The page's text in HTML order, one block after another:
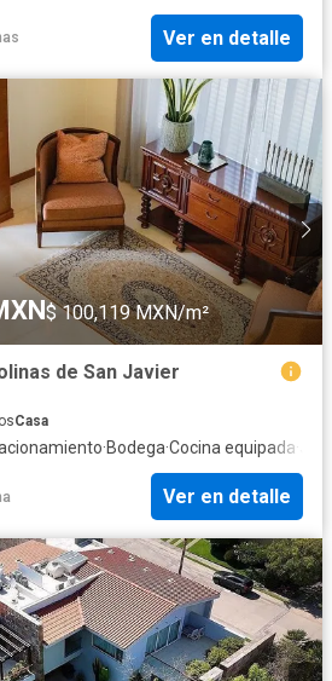
Ver en detalle
$ 100,119 MXN/m²
de San Javier
Casa
·Bodega·Cocina equipada
Ver en detalle